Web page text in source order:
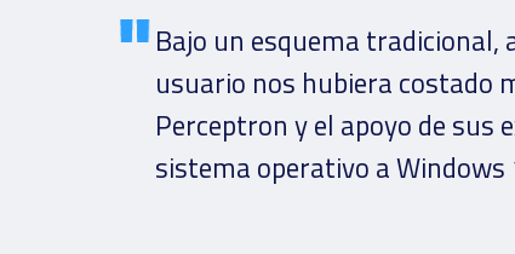
Bajo un esquema
usuario nos hubiera costado
Perceptron y el apoyo de
sistema operativo a